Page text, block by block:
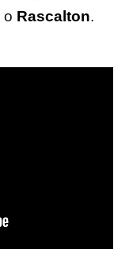
o Rascalton.